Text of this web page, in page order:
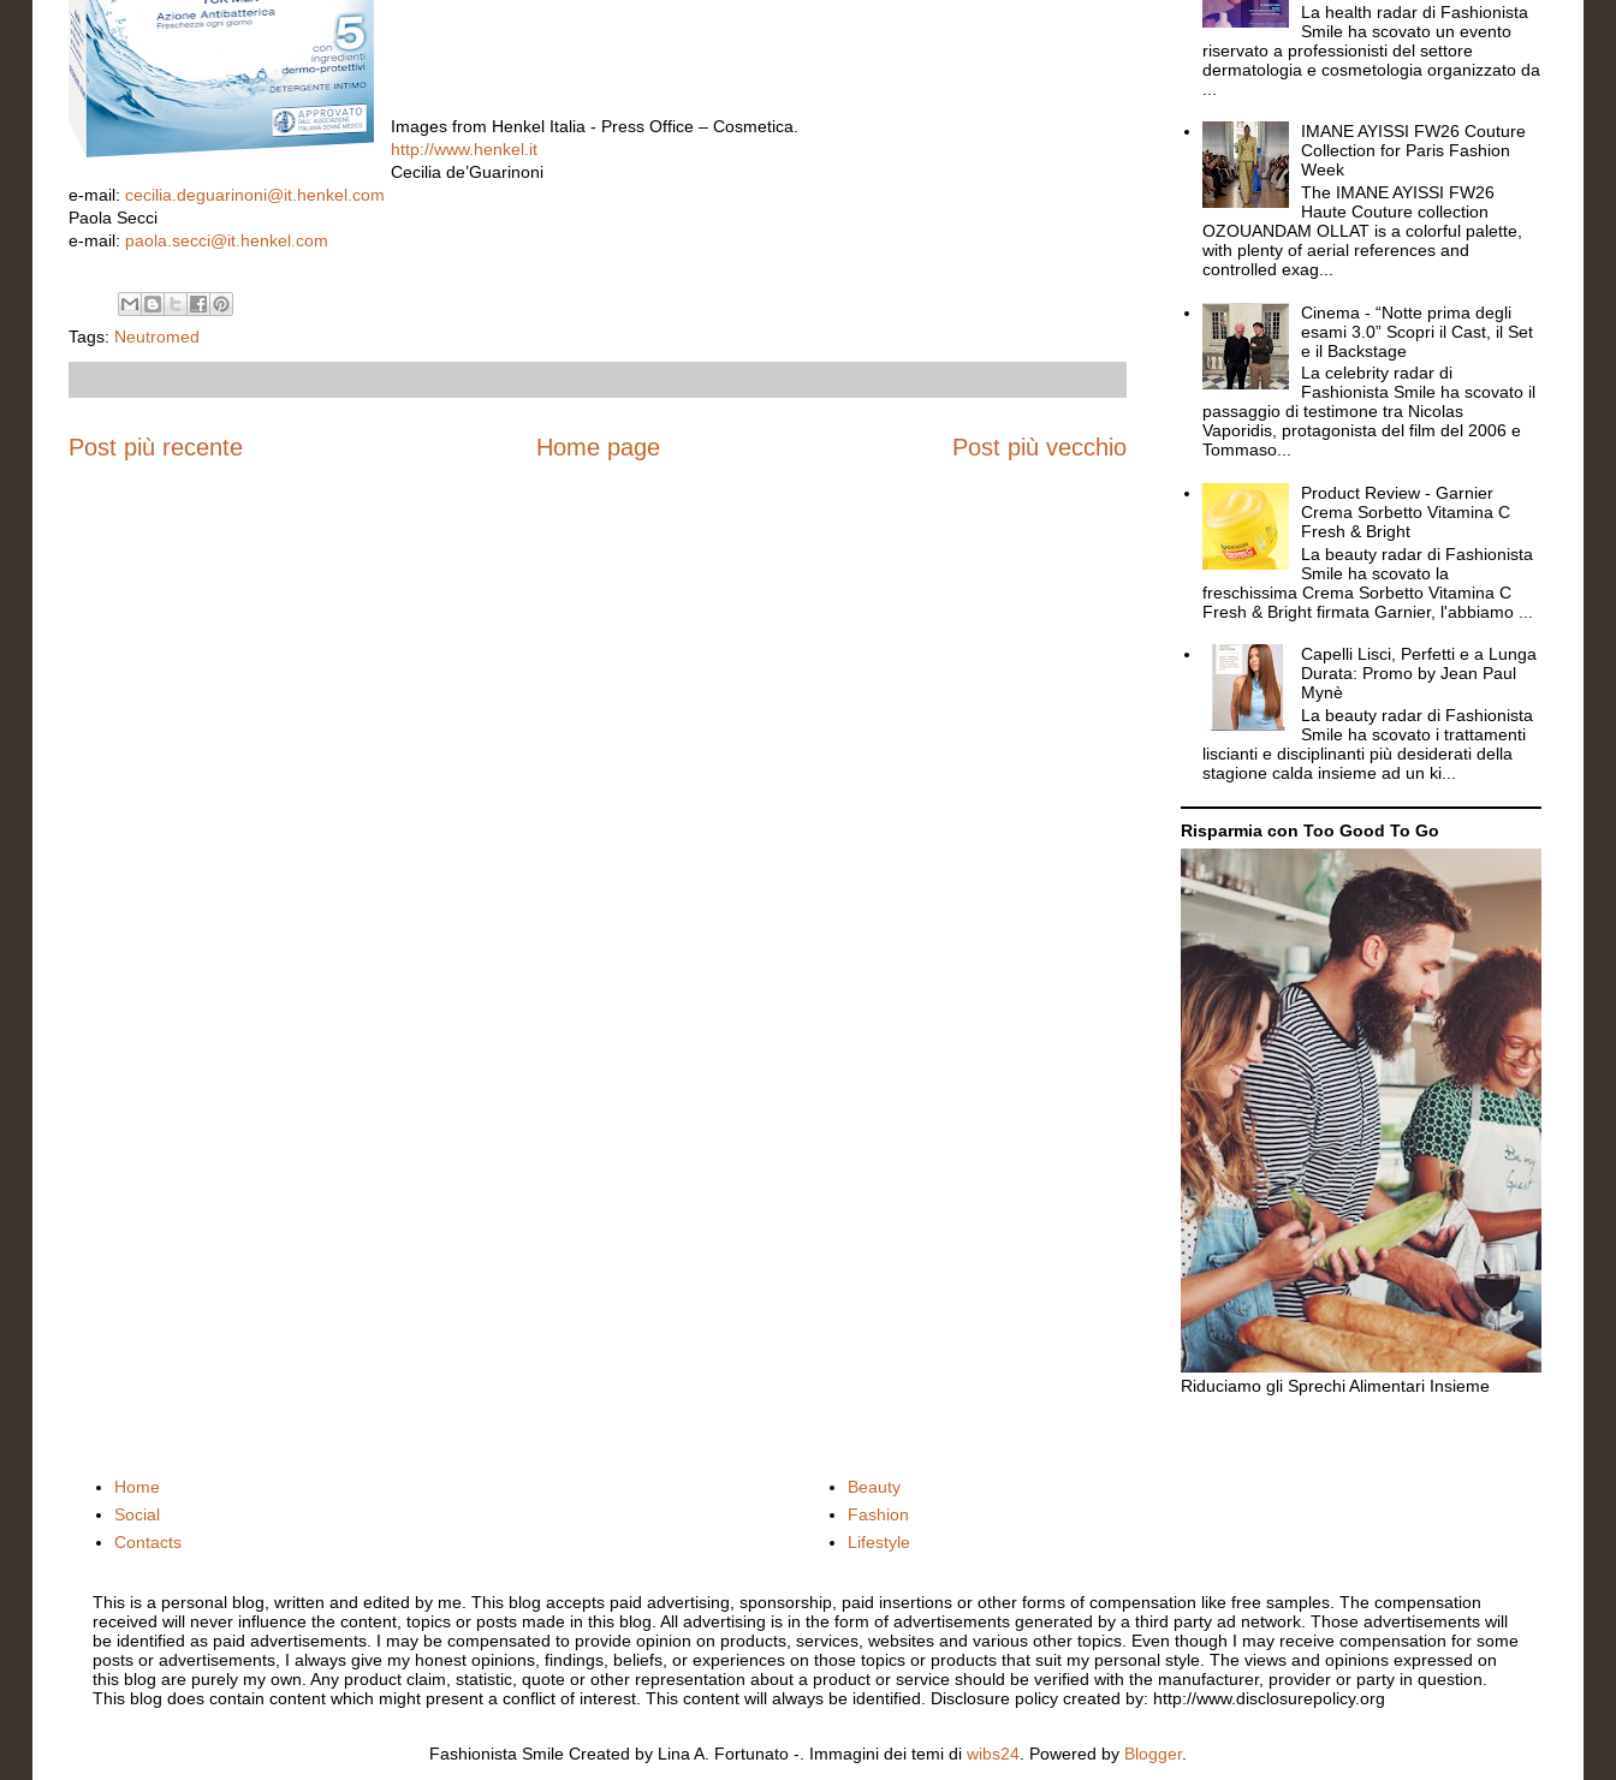
Images from Henkel Italia - Press Office – Cosmetica.
http://www.henkel.it
Cecilia de’Guarinoni
e-mail: cecilia.deguarinoni@it.henkel.com
Paola Secci
e-mail: paola.secci@it.henkel.com
Tags: Neutromed
Post più recente Post più vecchio
Home page
La health radar di Fashionista
Smile ha scovato un evento
riservato a professionisti del settore
dermatologia e cosmetologia organizzato da
IMANE AYISSI FW26 Couture
Collection for Paris Fashion
Week
The IMANE AYISSI FW26
Haute Couture collection
OZOUANDAM OLLAT is a colorful palette,
with plenty of aerial references and
controlled exag...
Cinema - “Notte prima degli
esami 3.0” Scopri il Cast, il Set
e il Backstage
La celebrity radar di
Fashionista Smile ha scovato il
passaggio di testimone tra Nicolas
Vaporidis, protagonista del film del 2006 e
Tommaso...
Product Review - Garnier
Crema Sorbetto Vitamina C
Fresh & Bright
La beauty radar di Fashionista
Smile ha scovato la
freschissima Crema Sorbetto Vitamina C
Fresh & Bright firmata Garnier, l'abbiamo ...
Capelli Lisci, Perfetti e a Lunga
Durata: Promo by Jean Paul
Mynè
La beauty radar di Fashionista
Smile ha scovato i trattamenti
liscianti e disciplinanti più desiderati della
stagione calda insieme ad un ki...
Risparmia con Too Good To Go
Riduciamo gli Sprechi Alimentari Insieme
Home
Social
Contacts
Beauty
Fashion
Lifestyle
This is a personal blog, written and edited by me. This blog accepts paid advertising, sponsorship, paid insertions or other forms of compensation like free samples. The compensation
received will never influence the content, topics or posts made in this blog. All advertising is in the form of advertisements generated by a third party ad network. Those advertisements will
be identified as paid advertisements. I may be compensated to provide opinion on products, services, websites and various other topics. Even though I may receive compensation for some
posts or advertisements, I always give my honest opinions, findings, beliefs, or experiences on those topics or products that suit my personal style. The views and opinions expressed on
this blog are purely my own. Any product claim, statistic, quote or other representation about a product or service should be verified with the manufacturer, provider or party in question.
This blog does contain content which might present a conflict of interest. This content will always be identified. Disclosure policy created by: http://www.disclosurepolicy.org
Fashionista Smile Created by Lina A. Fortunato -. Immagini dei temi di wibs24 . Powered by Blogger.